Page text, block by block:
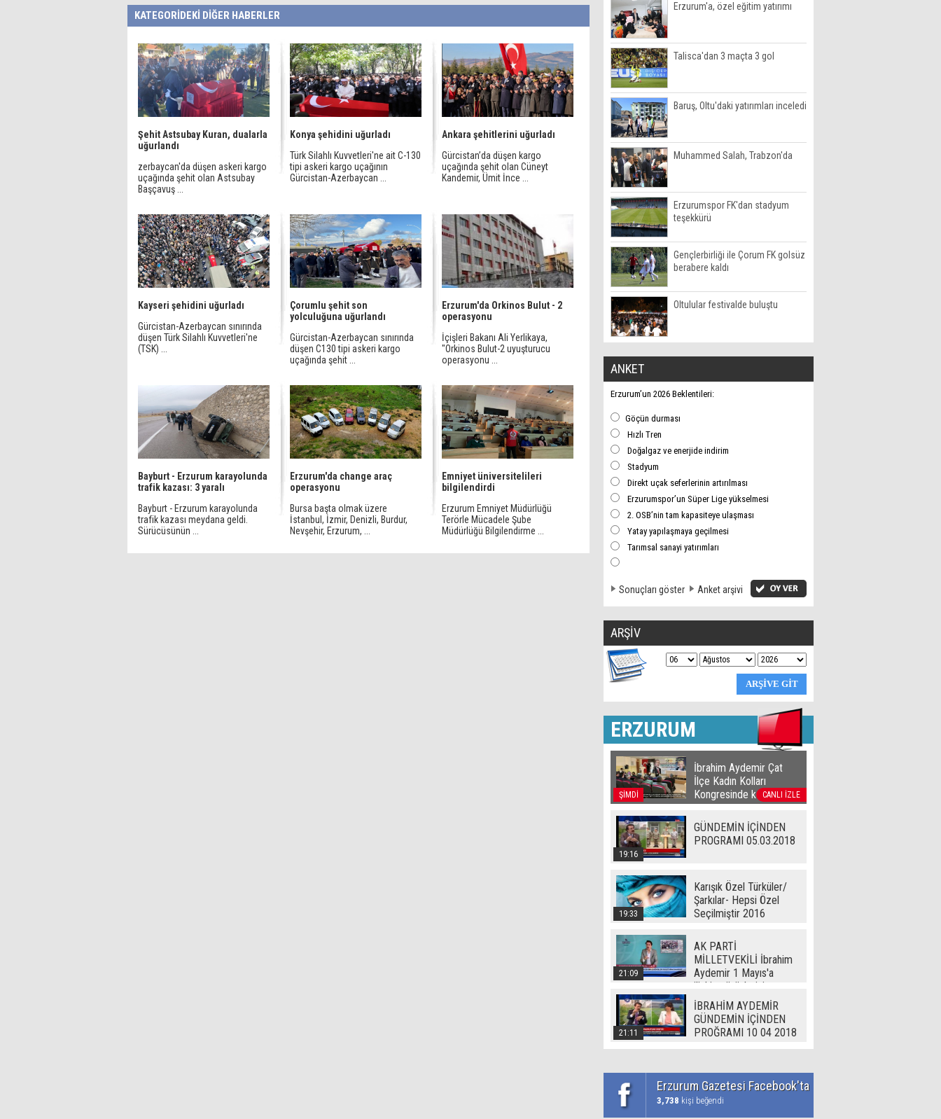
KATEGORİDEKİ DİĞER HABERLER
Şehit Astsubay Kuran, dualarla
uğurlandı
zerbaycan'da düşen askeri kargo
uçağında şehit olan Astsubay
Başçavuş ...
Konya şehidini uğurladı
Türk Silahlı Kuvvetleri'ne ait C-130
tipi askeri kargo uçağının
Gürcistan-Azerbaycan ...
Ankara şehitlerini uğurladı
Gürcistan’da düşen kargo
uçağında şehit olan Cüneyt
Kandemir, Ümit İnce ...
Kayseri şehidini uğurladı
Gürcistan-Azerbaycan sınırında
düşen Türk Silahlı Kuvvetleri'ne
(TSK) ...
Çorumlu şehit son
yolculuğuna uğurlandı
Gürcistan-Azerbaycan sınırında
düşen C130 tipi askeri kargo
uçağında şehit ...
Erzurum'da Orkinos Bulut - 2
operasyonu
İçişleri Bakanı Ali Yerlikaya,
"Orkinos Bulut-2 uyuşturucu
operasyonu ...
Bayburt - Erzurum karayolunda
trafik kazası: 3 yaralı
Bayburt - Erzurum karayolunda
trafik kazası meydana geldi.
Sürücüsünün ...
Erzurum'da change araç
operasyonu
Bursa başta olmak üzere
İstanbul, İzmir, Denizli, Burdur,
Nevşehir, Erzurum, ...
Emniyet üniversitelileri
bilgilendirdi
Erzurum Emniyet Müdürlüğü
Terörle Mücadele Şube
Müdürlüğü Bilgilendirme ...
Erzurum'a, özel eğitim yatırımı
Talisca'dan 3 maçta 3 gol
Baruş, Oltu'daki yatırımları inceledi
Muhammed Salah, Trabzon'da
Erzurumspor FK'dan stadyum
teşekkürü
Gençlerbirliği ile Çorum FK golsüz
berabere kaldı
Oltulular festivalde buluştu
ANKET
Erzurum’un 2026 Beklentileri:
Göçün durması
Hızlı Tren
Doğalgaz ve enerjide indirim
Stadyum
Direkt uçak seferlerinin artırılması
Erzurumspor’un Süper Lige yükselmesi
2. OSB’nin tam kapasiteye ulaşması
Yatay yapılaşmaya geçilmesi
Tarımsal sanayi yatırımları
Sonuçları göster Anket arşivi
ARŞİV
ERZURUM
ŞİMDİ CANLI İZLE
İbrahim Aydemir Çat
İlçe Kadın Kolları
Kongresinde konuştu
19:16
GÜNDEMİN İÇİNDEN
PROGRAMI 05.03.2018
19:33
Karışık Özel Türküler/
Şarkılar- Hepsi Özel
Seçilmiştir 2016
21:09
AK PARTİ
MİLLETVEKİLİ İbrahim
Aydemir 1 Mayıs'a
ilişkin görüşlerini
Erzurum Gazetesi'ne
açıkladı
21:11
İBRAHİM AYDEMİR
GÜNDEMİN İÇİNDEN
PROĞRAMI 10 04 2018
Erzurum Gazetesi Facebook'ta
3,738 kişi beğendi